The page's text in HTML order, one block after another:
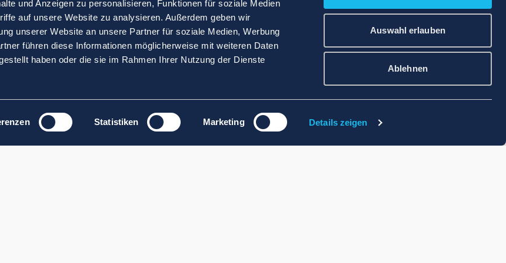
und Anzeigen zu personalisieren, Funktionen für soziale Medien
auf unsere Website zu analysieren. Außerdem geben wir
unserer Website an unsere Partner für soziale Medien, Werbung
führen diese Informationen möglicherweise mit weiteren Daten
haben oder die sie im Rahmen Ihrer Nutzung der Dienste
Statistiken Marketing Details zeigen
Auswahl erlauben
Ablehnen